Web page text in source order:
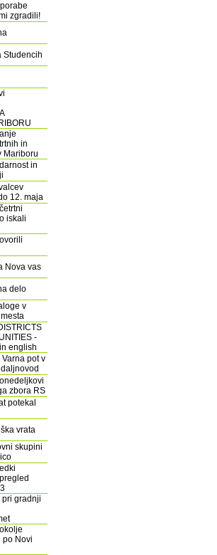
zgradili!
Studencih
in
Mariboru
in
12. maja
iskali
Nova vas
delo
v
-
english
pot v
zbora RS
potekal
vrata
skupini
pri gradnji
po Novi